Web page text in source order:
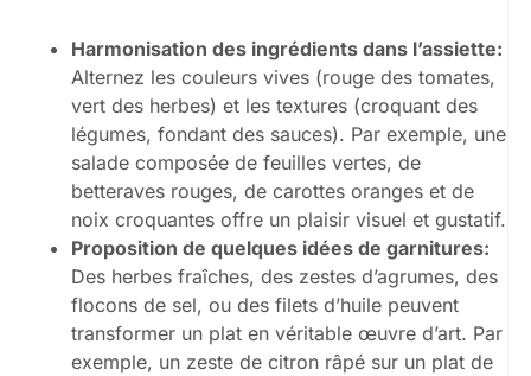
Harmonisation des ingrédients dans l’assiette:
Alternez les couleurs vives (rouge des tomates,
vert des herbes) et les textures (croquant des
légumes, fondant des sauces). Par exemple, une
salade composée de feuilles vertes, de
betteraves rouges, de carottes oranges et de
noix croquantes offre un plaisir visuel et gustatif.
Proposition de quelques idées de garnitures:
Des herbes fraîches, des zestes d’agrumes, des
flocons de sel, ou des filets d’huile peuvent
transformer un plat en véritable œuvre d’art. Par
exemple, un zeste de citron râpé sur un plat de